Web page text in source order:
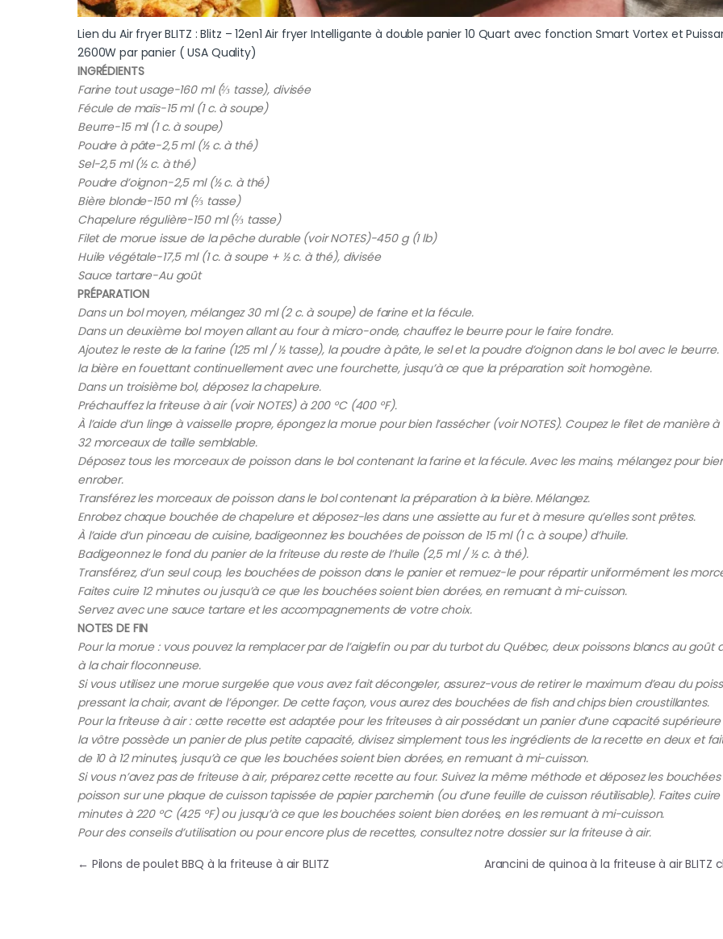
Lien du Air fryer BLITZ : Blitz – 12en1 Air fryer Intelligante à double panier 10 Quart avec fonction Smart Vortex et
2600W par panier ( USA Quality)
INGRÉDIENTS
Farine tout usage-160 ml (⅔ tasse), divisée
Fécule de maïs-15 ml (1 c. à soupe)
Beurre-15 ml (1 c. à soupe)
Poudre à pâte-2,5 ml (½ c. à thé)
Sel-2,5 ml (½ c. à thé)
Poudre d’oignon-2,5 ml (½ c. à thé)
Bière blonde-150 ml (⅔ tasse)
Chapelure régulière-150 ml (⅔ tasse)
Filet de morue issue de la pêche durable (voir NOTES)-450 g (1 lb)
Huile végétale-17,5 ml (1 c. à soupe + ½ c. à thé), divisée
Sauce tartare-Au goût
PRÉPARATION
Dans un bol moyen, mélangez 30 ml (2 c. à soupe) de farine et la fécule.
Dans un deuxième bol moyen allant au four à micro-onde, chauffez le beurre pour le faire fondre.
Ajoutez le reste de la farine (125 ml / ½ tasse), la poudre à pâte, le sel et la poudre d’oignon dans le bol avec le beurre.
la bière en fouettant continuellement avec une fourchette, jusqu’à ce que la préparation soit homogène.
Dans un troisième bol, déposez la chapelure.
Préchauffez la friteuse à air (voir NOTES) à 200 °C (400 °F).
À l’aide d’un linge à vaisselle propre, épongez la morue pour bien l’assécher (voir NOTES). Coupez le filet de manière
32 morceaux de taille semblable.
Déposez tous les morceaux de poisson dans le bol contenant la farine et la fécule. Avec les mains, mélangez pour
enrober.
Transférez les morceaux de poisson dans le bol contenant la préparation à la bière. Mélangez.
Enrobez chaque bouchée de chapelure et déposez-les dans une assiette au fur et à mesure qu’elles sont prêtes.
À l’aide d’un pinceau de cuisine, badigeonnez les bouchées de poisson de 15 ml (1 c. à soupe) d’huile.
Badigeonnez le fond du panier de la friteuse du reste de l’huile (2,5 ml / ½ c. à thé).
Transférez, d’un seul coup, les bouchées de poisson dans le panier et remuez-le pour répartir uniformément les
Faites cuire 12 minutes ou jusqu’à ce que les bouchées soient bien dorées, en remuant à mi-cuisson.
Servez avec une sauce tartare et les accompagnements de votre choix.
NOTES DE FIN
Pour la morue : vous pouvez la remplacer par de l’aiglefin ou par du turbot du Québec, deux poissons blancs au goût
à la chair floconneuse.
Si vous utilisez une morue surgelée que vous avez fait décongeler, assurez-vous de retirer le maximum d’eau du
pressant la chair, avant de l’éponger. De cette façon, vous aurez des bouchées de fish and chips bien croustillantes.
Pour la friteuse à air : cette recette est adaptée pour les friteuses à air possédant un panier d’une capacité supérieure
la vôtre possède un panier de plus petite capacité, divisez simplement tous les ingrédients de la recette en deux et
de 10 à 12 minutes, jusqu’à ce que les bouchées soient bien dorées, en remuant à mi-cuisson.
Si vous n’avez pas de friteuse à air, préparez cette recette au four. Suivez la même méthode et déposez les
poisson sur une plaque de cuisson tapissée de papier parchemin (ou d’une feuille de cuisson réutilisable). Faites cuire
minutes à 220 °C (425 °F) ou jusqu’à ce que les bouchées soient bien dorées, en les remuant à mi-cuisson.
Pour des conseils d’utilisation ou pour encore plus de recettes, consultez notre dossier sur la friteuse à air.
Navigation de l’article
← Pilons de poulet BBQ à la friteuse à air BLITZ Arancini de quinoa à la friteuse à air BLITZ